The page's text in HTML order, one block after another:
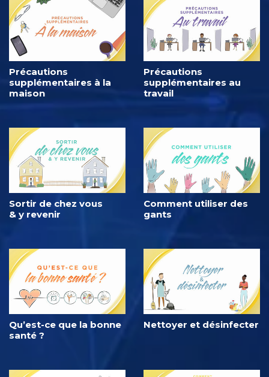
Précautions
supplémentaires à la
maison
Précautions
supplémentaires au
travail
Sortir de chez vous
& y revenir
Comment utiliser des
gants
Qu’est-ce que la bonne
santé ?
Nettoyer et désinfecter